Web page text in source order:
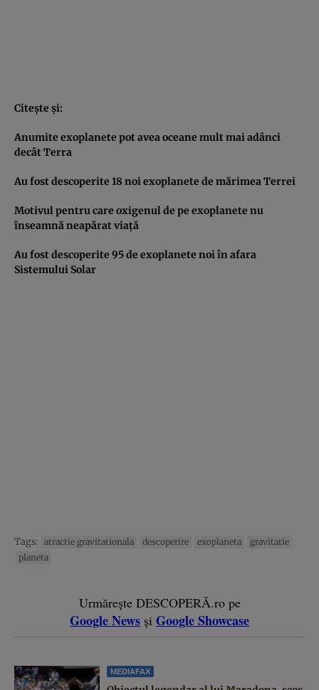
Citeşte şi:
Anumite exoplanete pot avea oceane mult mai adânci
decât Terra
Au fost descoperite 18 noi exoplanete de mărimea Terrei
Motivul pentru care oxigenul de pe exoplanete nu
înseamnă neapărat viaţă
Au fost descoperite 95 de exoplanete noi în afara
Sistemului Solar
Tags: atractie gravitationala descoperire exoplaneta
gravitatie
planeta
Urmărește DESCOPERĂ.ro pe
Google News și Google Showcase
MEDIAFAX